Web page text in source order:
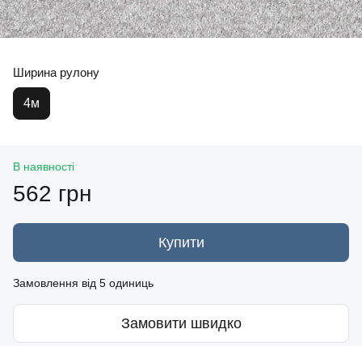
Ширина рулону
4м
В наявності
562 грн
Купити
Замовлення від 5 одиниць
Замовити швидко